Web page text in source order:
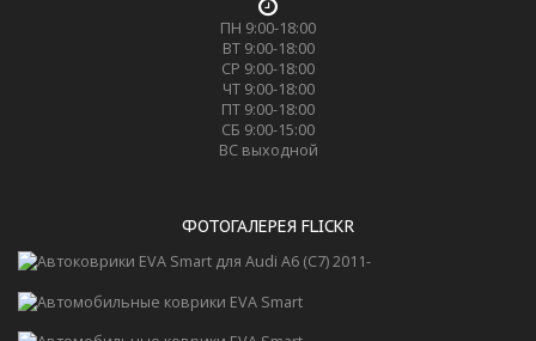
ПН 9:00-18:00
ВТ 9:00-18:00
СР 9:00-18:00
ЧТ 9:00-18:00
ПТ 9:00-18:00
СБ 9:00-15:00
ВС выходной
ФОТОГАЛЕРЕЯ FLICKR